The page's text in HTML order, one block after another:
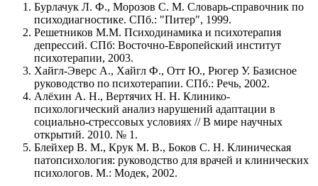
Бурлачук Л. Ф., Морозов С. М. Словарь-справочник по
психодиагностике. СПб.: "Питер", 1999.
Решетников М.М. Психодинамика и психотерапия
депрессий. СПб: Восточно-Европейский институт
психотерапии, 2003.
Хайгл-Эверс А., Хайгл Ф., Отт Ю., Рюгер У. Базисное
руководство по психотерапии. СПб.: Речь, 2002.
Алёхин А. Н., Вертячих Н. Н. Клинико-
психологический анализ нарушений адаптации в
социально-стрессовых условиях // В мире научных
открытий. 2010. № 1.
Блейхер В. М., Крук М. В., Боков С. Н. Клиническая
патопсихология: руководство для врачей и клинических
психологов. М.: Модек, 2002.